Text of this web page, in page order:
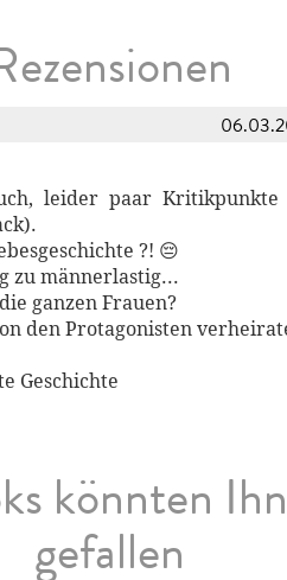
leider paar
?! 😔
zu männerlastig...
ganzen Frauen?
den Protagonisten
Geschichte
könnten
gefallen